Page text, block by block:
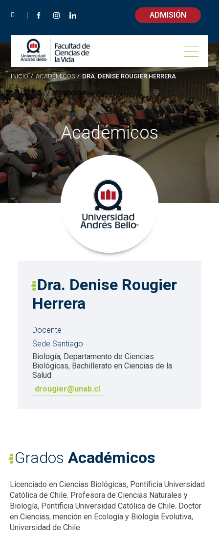
ADMISIÓN
INICIO / ACADÉMICOS / DRA. DENISE ROUGIER HERRERA
Académicos
Dra. Denise Rougier
Herrera
Docente
Sede Santiago
Biología, Departamento de Ciencias
Biológicas, Bachillerato en Ciencias de la
Salud
drougier@unab.cl
Grados Académicos
Licenciado en Ciencias Biológicas, Pontificia Universidad
Católica de Chile. Profesora de Ciencias Naturales y
Biología, Pontificia Universidad Católica de Chile. Doctor
en Ciencias, mención en Ecología y Biología Evolutiva,
Universidad de Chile.